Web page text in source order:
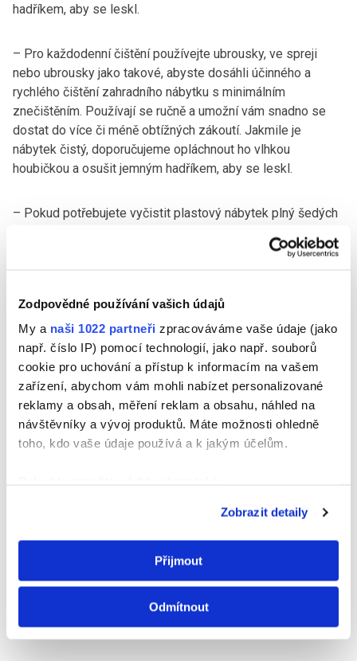
Zodpovědné používání vašich údajů
My a naši 1022 partneři zpracováváme vaše údaje (jako
např. číslo IP) pomocí technologií, jako např. souborů
cookie pro uchování a přístup k informacím na vašem
zařízení, abychom vám mohli nabízet personalizované
reklamy a obsah, měření reklam a obsahu, náhled na
návštěvníky a vývoj produktů. Máte možnosti ohledně
toho, kdo vaše údaje používá a k jakým účelům.
poloze, které mohou být přesné na několik metrů
Identifikovali vaše zařízení pomocí aktivního
skenování pro konkrétní charakteristiky (otisk prstu)
Zjistěte více o tom, jak zpracováváme vaše osobní
údaje, a nastavte si předvolby včásti s podrobnostmi
části Prohlášení o souborech cookie.
Zobrazit detaily
Přijmout
Odmítnout
hadříkem, aby se leskl.
– Pro každodenní čištění používejte ubrousky, ve spreji
nebo ubrousky jako takové, abyste dosáhli účinného a
rychlého čištění zahradního nábytku s minimálním
znečištěním. Používají se ručně a umožní vám snadno se
dostat do více či méně obtížných zákoutí. Jakmile je
nábytek čistý, doporučujeme opláchnout ho vlhkou
houbičkou a osušit jemným hadříkem, aby se leskl.
– Pokud potřebujete vyčistit plastový nábytek plný šedých
Zahradní nábytek vyrobený z plastu lze účinně a důkladně
Pokud se budete řídit našimi radami, bude váš nábytek
vypadat jako nový!
Mohlo by vás také zajímat
+
péče o nábytek –
+
ALEX vrchní
čistič 4x – Sprej
péče